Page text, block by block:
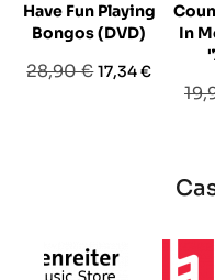
Have Fun Playing
Bongos (DVD)
Prezzo
28,90 €Prezzo
17,34 €
In